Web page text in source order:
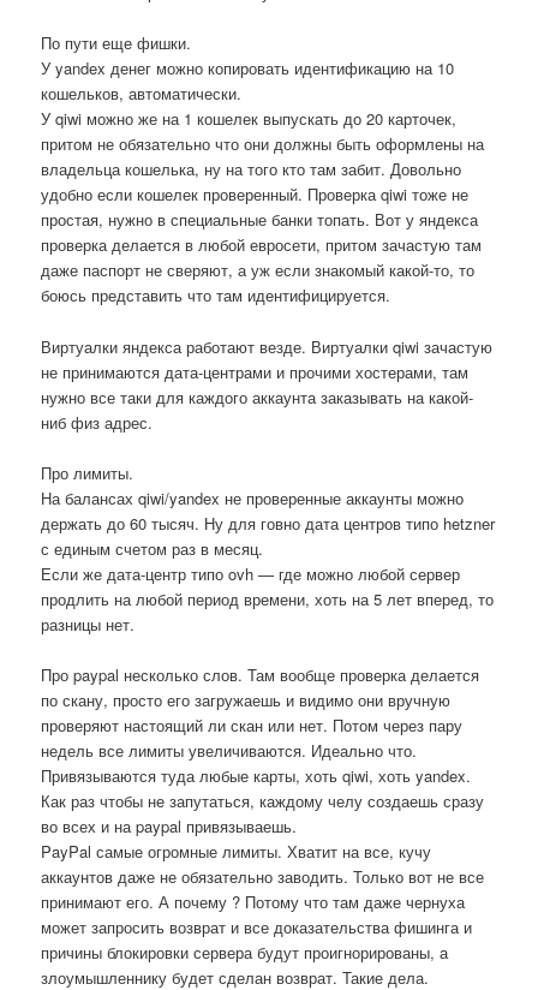
По пути еще фишки.
У yandex денег можно копировать идентификацию на 10
кошельков, автоматически.
У qiwi можно же на 1 кошелек выпускать до 20 карточек,
притом не обязательно что они должны быть оформлены на
владельца кошелька, ну на того кто там забит. Довольно
удобно если кошелек проверенный. Проверка qiwi тоже не
простая, нужно в специальные банки топать. Вот у яндекса
проверка делается в любой евросети, притом зачастую там
даже паспорт не сверяют, а уж если знакомый какой-то, то
боюсь представить что там идентифицируется.
Виртуалки яндекса работают везде. Виртуалки qiwi зачастую
не принимаются дата-центрами и прочими хостерами, там
нужно все таки для каждого аккаунта заказывать на какой-
ниб физ адрес.
Про лимиты.
На балансах qiwi/yandex не проверенные аккаунты можно
держать до 60 тысяч. Ну для говно дата центров типо hetzner
с единым счетом раз в месяц.
Если же дата-центр типо ovh — где можно любой сервер
продлить на любой период времени, хоть на 5 лет вперед, то
разницы нет.
Про paypal несколько слов. Там вообще проверка делается
по скану, просто его загружаешь и видимо они вручную
проверяют настоящий ли скан или нет. Потом через пару
недель все лимиты увеличиваются. Идеально что.
Привязываются туда любые карты, хоть qiwi, хоть yandex.
Как раз чтобы не запутаться, каждому челу создаешь сразу
во всех и на paypal привязываешь.
PayPal самые огромные лимиты. Хватит на все, кучу
аккаунтов даже не обязательно заводить. Только вот не все
принимают его. А почему ? Потому что там даже чернуха
может запросить возврат и все доказательства фишинга и
причины блокировки сервера будут проигнорированы, а
злоумышленнику будет сделан возврат. Такие дела.